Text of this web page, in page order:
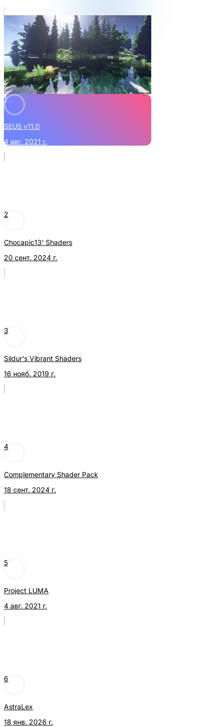
1
SEUS v11.0
4 авг. 2021 г.
2
Chocapic13' Shaders
20 сент. 2024 г.
3
Sildur's Vibrant Shaders
16 нояб. 2019 г.
4
Complementary Shader Pack
18 сент. 2024 г.
5
Project LUMA
4 авг. 2021 г.
6
AstraLex
18 янв. 2026 г.